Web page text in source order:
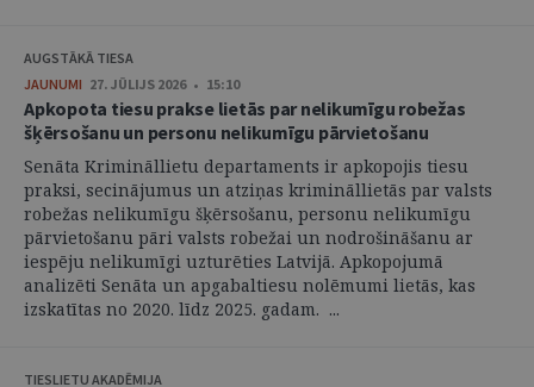
AUGSTĀKĀ TIESA
JAUNUMI 27. JŪLIJS 2026 • 15:10
Apkopota tiesu prakse lietās par nelikumīgu robežas
šķērsošanu un personu nelikumīgu pārvietošanu
Senāta Krimināllietu departaments ir apkopojis tiesu
praksi, secinājumus un atziņas krimināllietās par valsts
robežas nelikumīgu šķērsošanu, personu nelikumīgu
pārvietošanu pāri valsts robežai un nodrošināšanu ar
iespēju nelikumīgi uzturēties Latvijā. Apkopojumā
analizēti Senāta un apgabaltiesu nolēmumi lietās, kas
izskatītas no 2020. līdz 2025. gadam. ...
TIESLIETU AKADĒMIJA